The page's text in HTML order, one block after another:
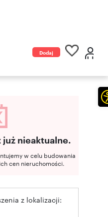
Dodaj
już nieaktualne.
w celu budowania
cen nieruchomości.
z lokalizacji: